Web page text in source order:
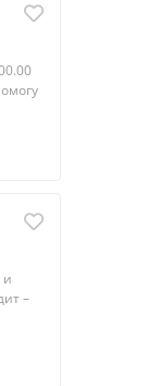
и
–